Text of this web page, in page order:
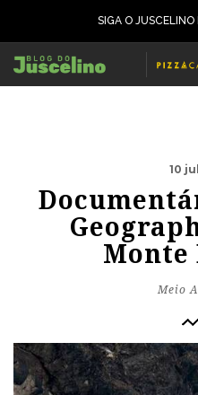
SIGA O JUSCELINO
10
Monte
Meio